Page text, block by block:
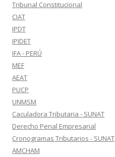
Tribunal Constitucional
CIAT
IPDT
IPIDET
IFA - PERÚ
MEF
AEAT
PUCP
UNMSM
Caculadora Tributaria - SUNAT
Derecho Penal Empresarial
Cronogramas Tributarios - SUNAT
AMCHAM